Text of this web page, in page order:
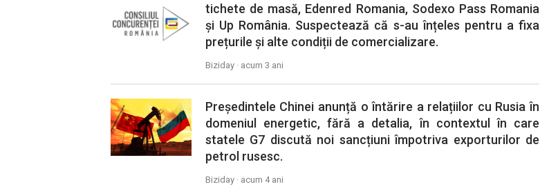
tichete de masă, Edenred Romania, Sodexo Pass Romania
și Up România. Suspectează că s-au înțeles pentru a fixa
prețurile și alte condiții de comercializare.
Biziday · acum 3 ani
Președintele Chinei anunță o întărire a relațiilor cu Rusia în
domeniul energetic, fără a detalia, în contextul în care
statele G7 discută noi sancțiuni împotriva exporturilor de
petrol rusesc.
Biziday · acum 4 ani